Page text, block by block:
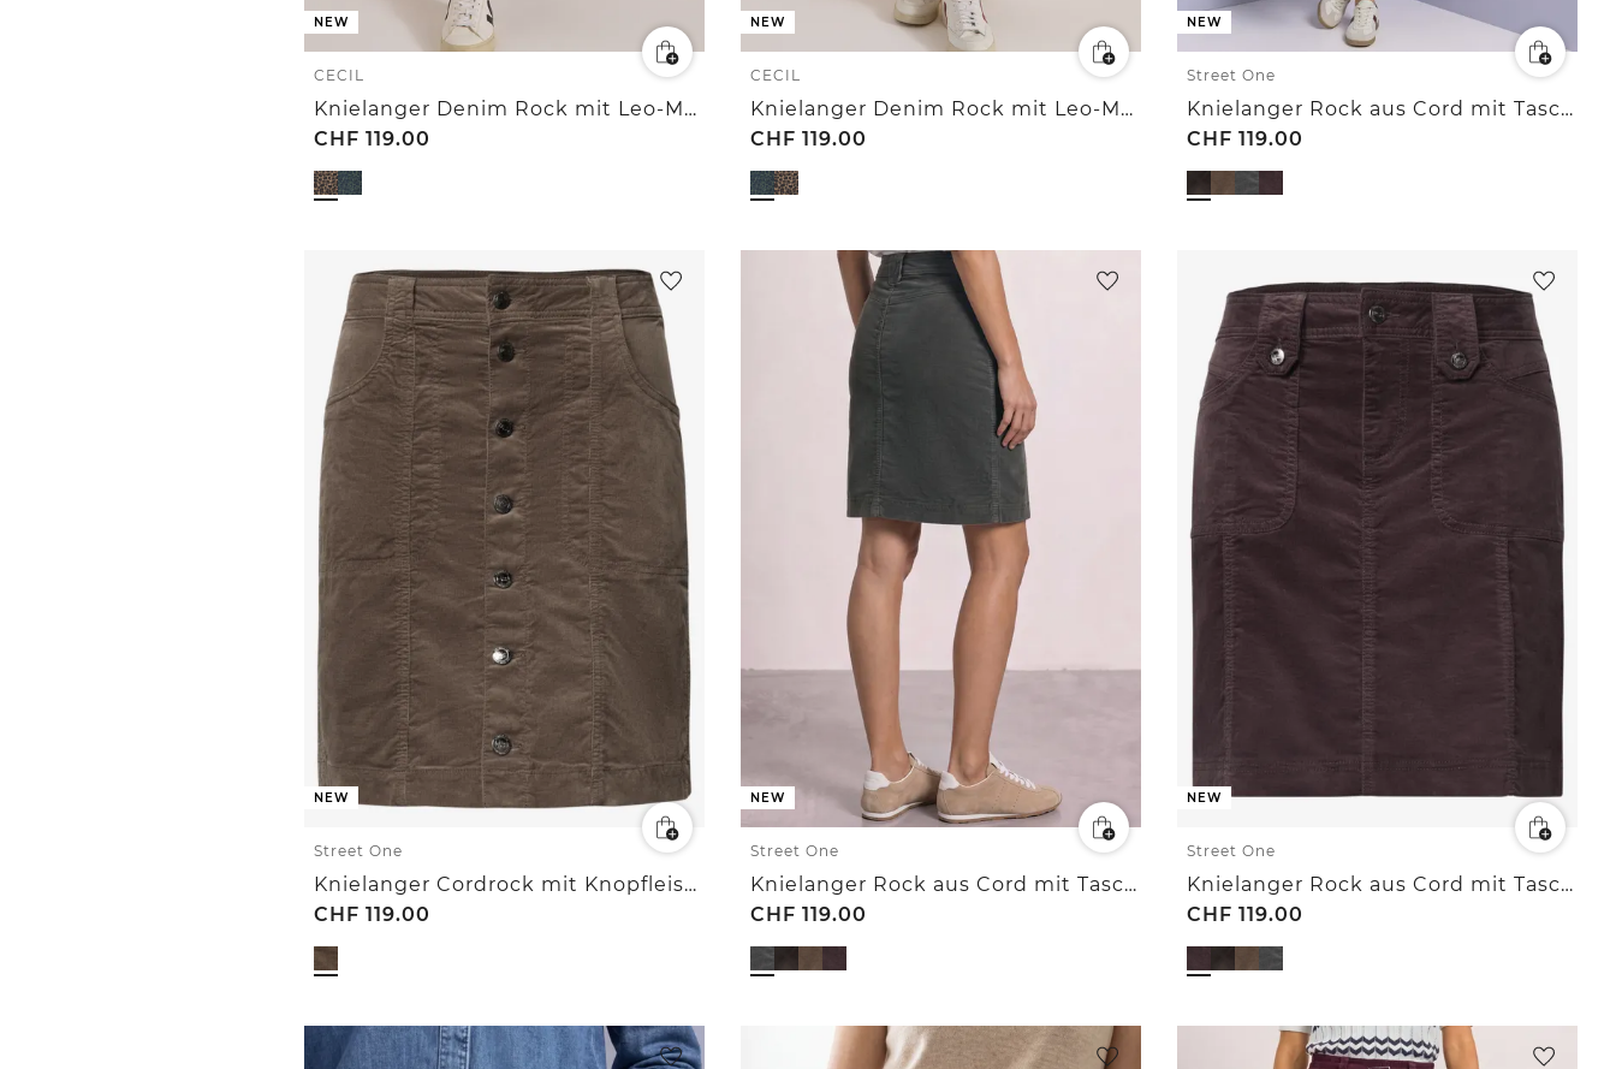
NEW
CECIL
Knielanger Denim Rock mit Leo-Muster
CHF 119.00
NEW
CECIL
Knielanger Denim Rock mit Leo-Muster
CHF 119.00
NEW
Street One
Knielanger Rock aus Cord mit Taschen
CHF 119.00
NEW
Street One
Knielanger Cordrock mit Knopfleiste
CHF 119.00
NEW
Street One
Knielanger Rock aus Cord mit Taschen
CHF 119.00
NEW
Street One
Knielanger Rock aus Cord mit Taschen
CHF 119.00